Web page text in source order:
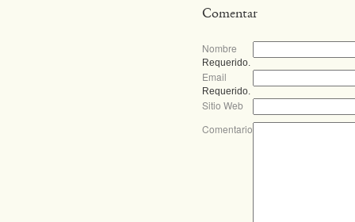
Comentar
Nombre
Requerido.
Email
Requerido.
Sitio Web
Comentario